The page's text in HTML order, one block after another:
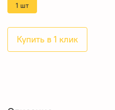
Купить в 1 клик
1 шт